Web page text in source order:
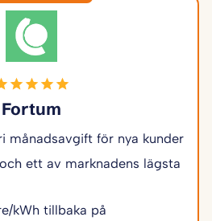
Fortum
månadsavgift för nya kunder
ett av marknadens lägsta
kWh tillbaka på